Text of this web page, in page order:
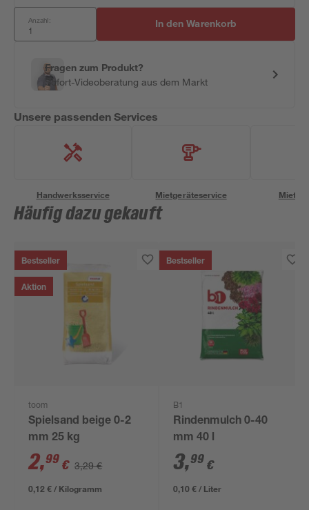
Anzahl: In den Warenkorb
Fragen zum Produkt?
Sofort-Videoberatung aus dem Markt
Unsere passenden Services
Handwerksservice Mietgeräteservice
Häufig dazu gekauft
Bestseller
Aktion
toom
Spielsand beige 0-2
mm 25 kg
2,99 € 3,29 €
0,12 € / Kilogramm
Bestseller
B1
Rindenmulch 0-40
mm 40 l
3,99 €
0,10 € / Liter